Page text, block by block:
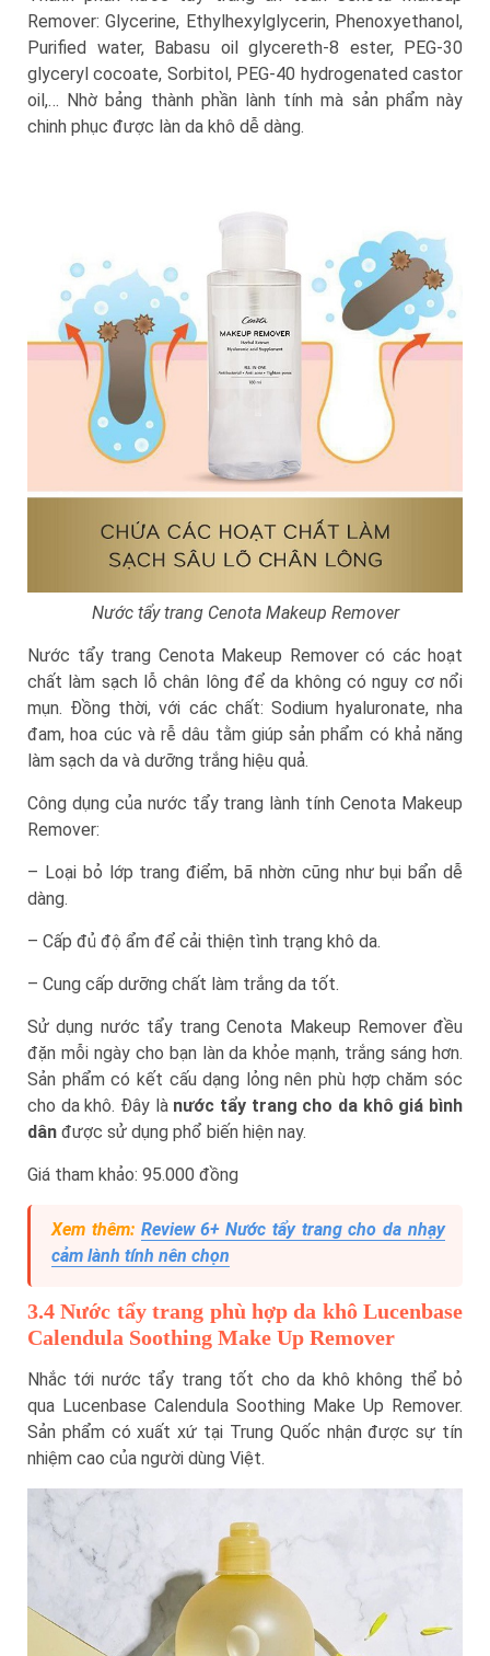
Remover: Glycerine, Ethylhexylglycerin, Phenoxyethanol,
Purified water, Babasu oil glycereth-8 ester, PEG-30
glyceryl cocoate, Sorbitol, PEG-40 hydrogenated castor
oil,… Nhờ bảng thành phần lành tính mà sản phẩm này
chinh phục được làn da khô dễ dàng.
Nước tẩy trang Cenota Makeup Remover
Nước tẩy trang Cenota Makeup Remover có các hoạt
chất làm sạch lỗ chân lông để da không có nguy cơ nổi
mụn. Đồng thời, với các chất: Sodium hyaluronate, nha
đam, hoa cúc và rễ dâu tằm giúp sản phẩm có khả năng
làm sạch da và dưỡng trắng hiệu quả.
Công dụng của nước tẩy trang lành tính Cenota Makeup
Remover:
– Loại bỏ lớp trang điểm, bã nhờn cũng như bụi bẩn dễ
dàng.
– Cấp đủ độ ẩm để cải thiện tình trạng khô da.
– Cung cấp dưỡng chất làm trắng da tốt.
Sử dụng nước tẩy trang Cenota Makeup Remover đều
đặn mỗi ngày cho bạn làn da khỏe mạnh, trắng sáng hơn.
Sản phẩm có kết cấu dạng lỏng nên phù hợp chăm sóc
cho da khô. Đây là nước tẩy trang cho da khô giá bình
dân được sử dụng phổ biến hiện nay.
Giá tham khảo: 95.000 đồng
Xem thêm: Review 6+ Nước tẩy trang cho da nhạy
cảm lành tính nên chọn
3.4 Nước tẩy trang phù hợp da khô Lucenbase
Calendula Soothing Make Up Remover
Nhắc tới nước tẩy trang tốt cho da khô không thể bỏ
qua Lucenbase Calendula Soothing Make Up Remover.
Sản phẩm có xuất xứ tại Trung Quốc nhận được sự tín
nhiệm cao của người dùng Việt.